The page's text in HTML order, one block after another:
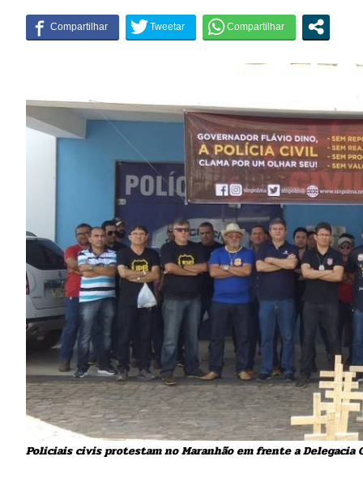
Policiais civis protestam no Maranhão em frente a Delegacia